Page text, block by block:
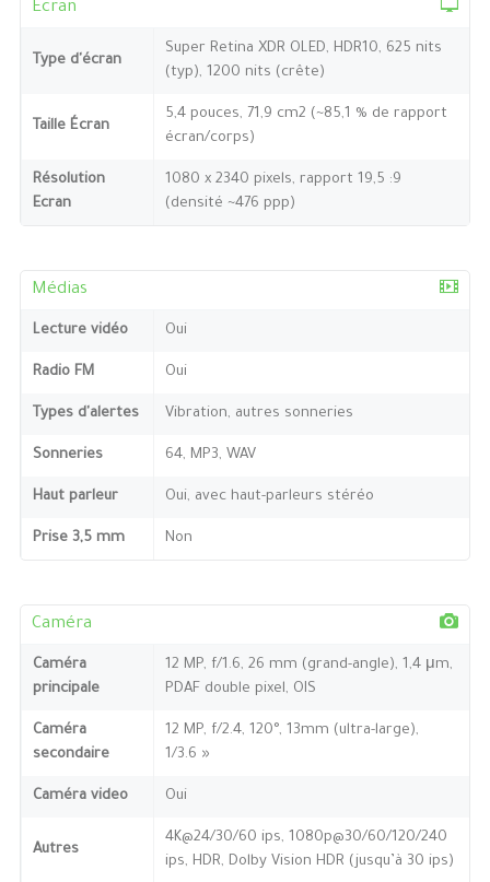
Ecran
Type d'écran
Super Retina XDR OLED, HDR10, 625 nits
(typ), 1200 nits (crête)
Taille Écran
5,4 pouces, 71,9 cm2 (~85,1 % de rapport
écran/corps)
Résolution
Ecran
1080 x 2340 pixels, rapport 19,5 :9
(densité ~476 ppp)
Médias
Lecture vidéo Oui
Radio FM Oui
Types d'alertes Vibration, autres sonneries
Sonneries 64, MP3, WAV
Haut parleur Oui, avec haut-parleurs stéréo
Prise 3,5 mm Non
Caméra
Caméra
principale
12 MP, f/1.6, 26 mm (grand-angle), 1,4 μm,
PDAF double pixel, OIS
Caméra
secondaire
12 MP, f/2.4, 120°, 13mm (ultra-large),
1/3.6 »
Caméra video Oui
Autres
4K@24/30/60 ips, 1080p@30/60/120/240
ips, HDR, Dolby Vision HDR (jusqu’à 30 ips)